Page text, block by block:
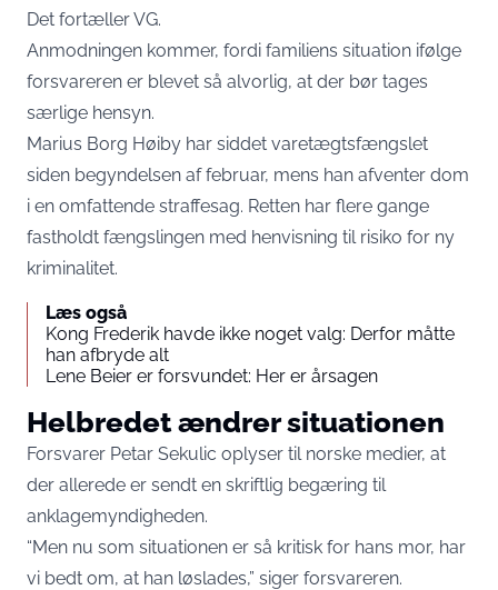
Det fortællerVG.
Anmodningen kommer, fordi familiens situation ifølge
forsvareren er blevet så alvorlig, at der bør tages
særlige hensyn.
Marius Borg Høiby har siddet varetægtsfængslet
siden begyndelsen af februar, mens han afventer dom
i en omfattende straffesag. Retten har flere gange
fastholdt fængslingen med henvisning til risiko for ny
kriminalitet.
Læs også
Kong Frederik havde ikke noget valg: Derfor måtte
han afbryde alt
Lene Beier er forsvundet: Her er årsagen
Helbredet ændrer situationen
Forsvarer Petar Sekulic oplyser til norske medier, at
der allerede er sendt en skriftlig begæring til
anklagemyndigheden.
“Men nu som situationen er så kritisk for hans mor, har
vi bedt om, at han løslades,” siger forsvareren.